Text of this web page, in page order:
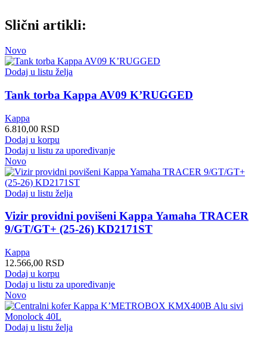
Slični artikli:
Novo
Dodaj u listu želja
Tank torba Kappa AV09 K’RUGGED
Kappa
6.810,00 RSD
Dodaj u korpu
Dodaj u listu za upoređivanje
Novo
Dodaj u listu želja
Vizir providni povišeni Kappa Yamaha TRACER
9/GT/GT+ (25-26) KD2171ST
Kappa
12.566,00 RSD
Dodaj u korpu
Dodaj u listu za upoređivanje
Novo
Dodaj u listu želja